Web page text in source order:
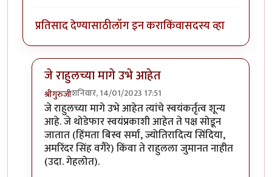
प्रतिसाद देण्यासाठीलॉग इन कराकिंवासदस्य व्हा
जे राहुलच्या मागे उभे आहेत
श्रीगुरुजीशनिवार, 14/01/2023 17:51
In reply toराहूल कसे असतील तसे असोतbyशशिकांत
जे राहुलच्या मागे उभे आहेत त्यांचे स्वयंकर्तृत्व शून्य
आहे. जे थोडेफार स्वयंप्रकाशी आहेत ते पक्ष सोडून
जातात (हिंमता बिस्व सर्मा, ज्योतिरादित्य सिंदिया,
अमरिंदर सिंह वगैरे) किंवा ते राहुलला जुमानत नाहीत
(उदा. गेहलोत).